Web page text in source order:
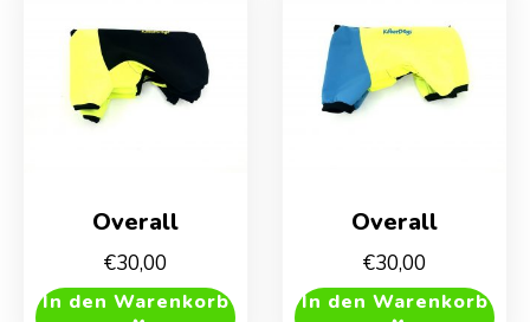
Overall
€30,00
In den Warenkorb
Overall
€30,00
In den Warenkorb